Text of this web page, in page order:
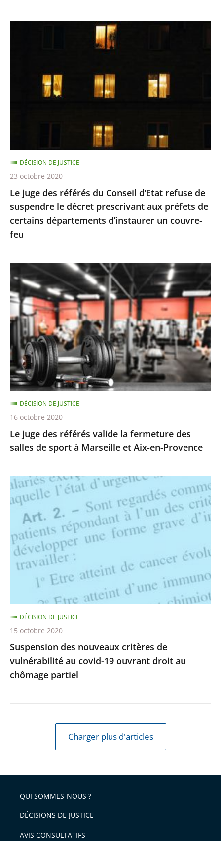
d’urgence
suspendre
le
décret
prescrivant
aux
préfets
de
départements
d’instaurer
un
couvre-
feu
Le juge des référés du Conseil d’Etat refuse de
suspendre le décret prescrivant aux préfets de
certains départements d’instaurer un couvre-
feu
DÉCISION DE JUSTICE
23 octobre 2020
juge
des
référés
valide
fermeture
des
salles
de
sport
à
Marseille
et
en-
Provence
Le juge des référés valide la fermeture des
salles de sport à Marseille et Aix-en-Provence
DÉCISION DE JUSTICE
16 octobre 2020
Suspension
des
nouveaux
critères
de
vulnérabilité
au
ouvrant
droit
au
chômage
partiel
Suspension des nouveaux critères de
vulnérabilité au covid-19 ouvrant droit au
chômage partiel
DÉCISION DE JUSTICE
15 octobre 2020
Charger plus d'articles
QUI SOMMES-NOUS ?
DÉCISIONS DE JUSTICE
AVIS CONSULTATIFS